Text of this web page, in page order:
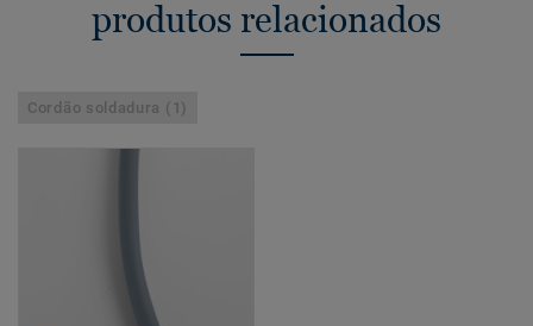
produtos relacionados
Cordão soldadura (1)